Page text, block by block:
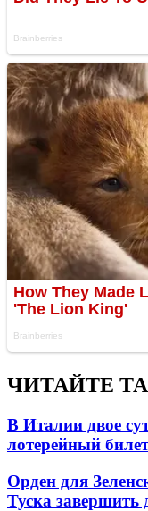
ЧИТАЙТЕ
В Италии двое
лотерейный
Орден для
Туска завершить